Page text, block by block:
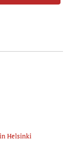
Helsinki